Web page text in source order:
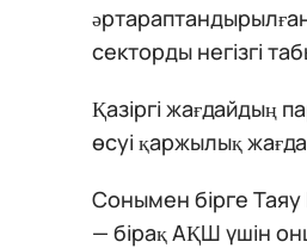
секторды негізгі
Қазіргі жағдайдың
өсуі қаржылық
Сонымен бірге Таяу
— бірақ АҚШ үшін